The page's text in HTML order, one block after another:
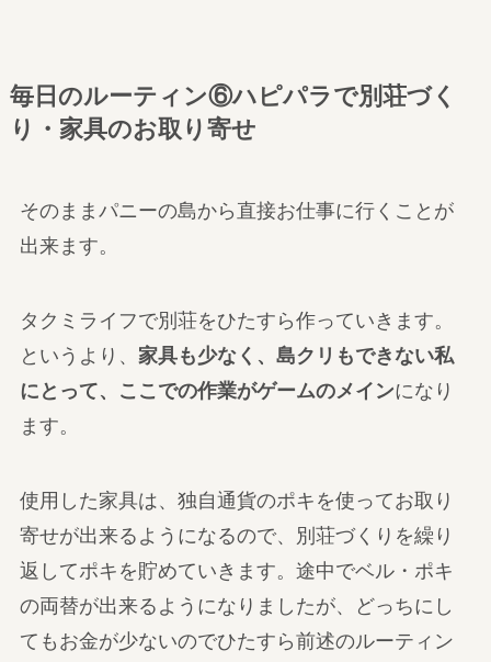
毎日のルーティン⑥ハピパラで別荘づく
り・家具のお取り寄せ
そのままパニーの島から直接お仕事に行くことが
出来ます。
タクミライフで別荘をひたすら作っていきます。
というより、 家具も少なく、島クリもできない私
にとって、ここでの作業がゲームのメインになり
ます。
使用した家具は、独自通貨のポキを使ってお取り
寄せが出来るようになるので、別荘づくりを繰り
返してポキを貯めていきます。途中でベル・ポキ
の両替が出来るようになりましたが、どっちにし
てもお金が少ないのでひたすら前述のルーティン